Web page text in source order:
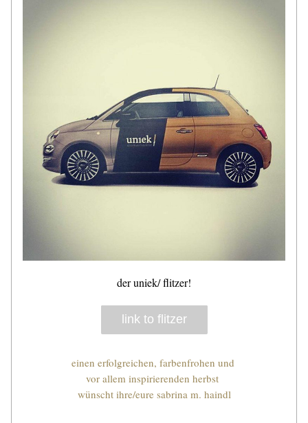
der uniek/ flitzer!
link to flitzer
einen erfolgreichen, farbenfrohen und
vor allem inspirierenden herbst
wünscht ihre/eure sabrina m. haindl